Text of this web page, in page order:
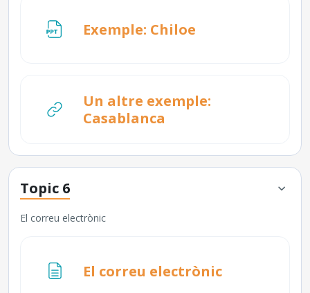
Exemple: Chiloe
Un altre exemple:
Casablanca
Topic 6
El correu electrònic
El correu electrònicPàgina